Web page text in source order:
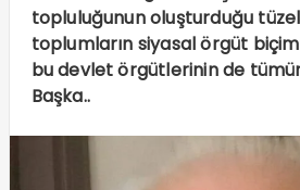
topluluğunun oluşturduğu
toplumların siyasal örgüt
bu devlet örgütlerinin de
Başka..